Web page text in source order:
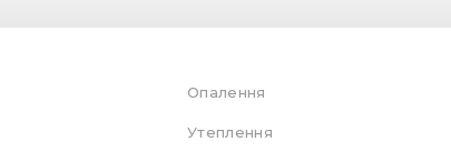
Опалення
Утеплення